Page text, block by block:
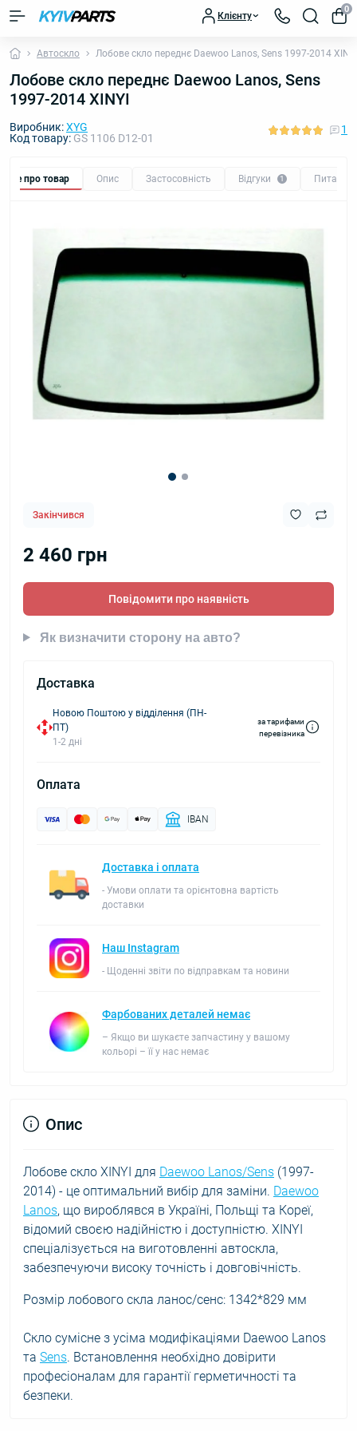
Клієнту
0
Автоскло Лобове скло переднє Daewoo Lanos, Sens 1997-2014 XINYI
Лобове скло переднє Daewoo Lanos, Sens
1997-2014 XINYI
Виробник:XYG
Код товару: GS 1106 D12-01
1
Все про товар Опис Застосовність Відгуки 1 Питання
Закінчився
2 460 грн
Повідомити про наявність
Як визначити сторону на авто?
Доставка
Новою Поштою у відділення (ПН-
ПТ)
1-2 дні
за тарифами
перевізника
Оплата
IBAN
Доставка і оплата
- Умови оплати та орієнтовна вартість
доставки
Наш Instagram
- Щоденні звіти по відправкам та новини
Фарбованих деталей немає
– Якщо ви шукаєте запчастину у вашому
кольорі – її у нас немає
Опис
Лобове скло XINYI для Daewoo Lanos/Sens (1997-
2014) - це оптимальний вибір для заміни. Daewoo
Lanos, що вироблявся в Україні, Польщі та Кореї,
відомий своєю надійністю і доступністю. XINYI
спеціалізується на виготовленні автоскла,
забезпечуючи високу точність і довговічність.
Розмір лобового скла ланос/сенс: 1342*829 мм
Скло сумісне з усіма модифікаціями Daewoo Lanos
та Sens. Встановлення необхідно довірити
професіоналам для гарантії герметичності та
безпеки.